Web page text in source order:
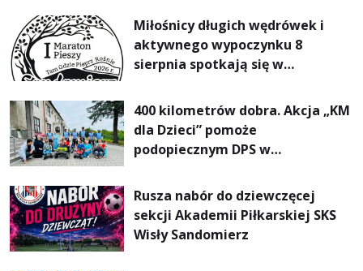
Miłośnicy długich wędrówek i
aktywnego wypoczynku 8
sierpnia spotkają się w
Pieszym „Tam Gdzie Pieprz
Rośnie”
400 kilometrów dobra. Akcja „KM
dla Dzieci” pomoże
podopiecznym DPS w
Rusza nabór do dziewczęcej
sekcji Akademii Piłkarskiej SKS
Wisły Sandomierz